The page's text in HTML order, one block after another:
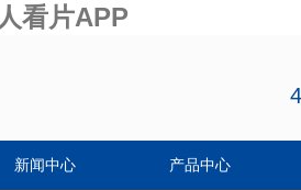
看片APP
新闻中心 产品中心